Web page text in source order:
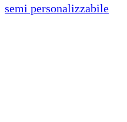
semi personalizzabile